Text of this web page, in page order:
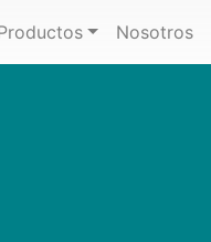
Nosotros